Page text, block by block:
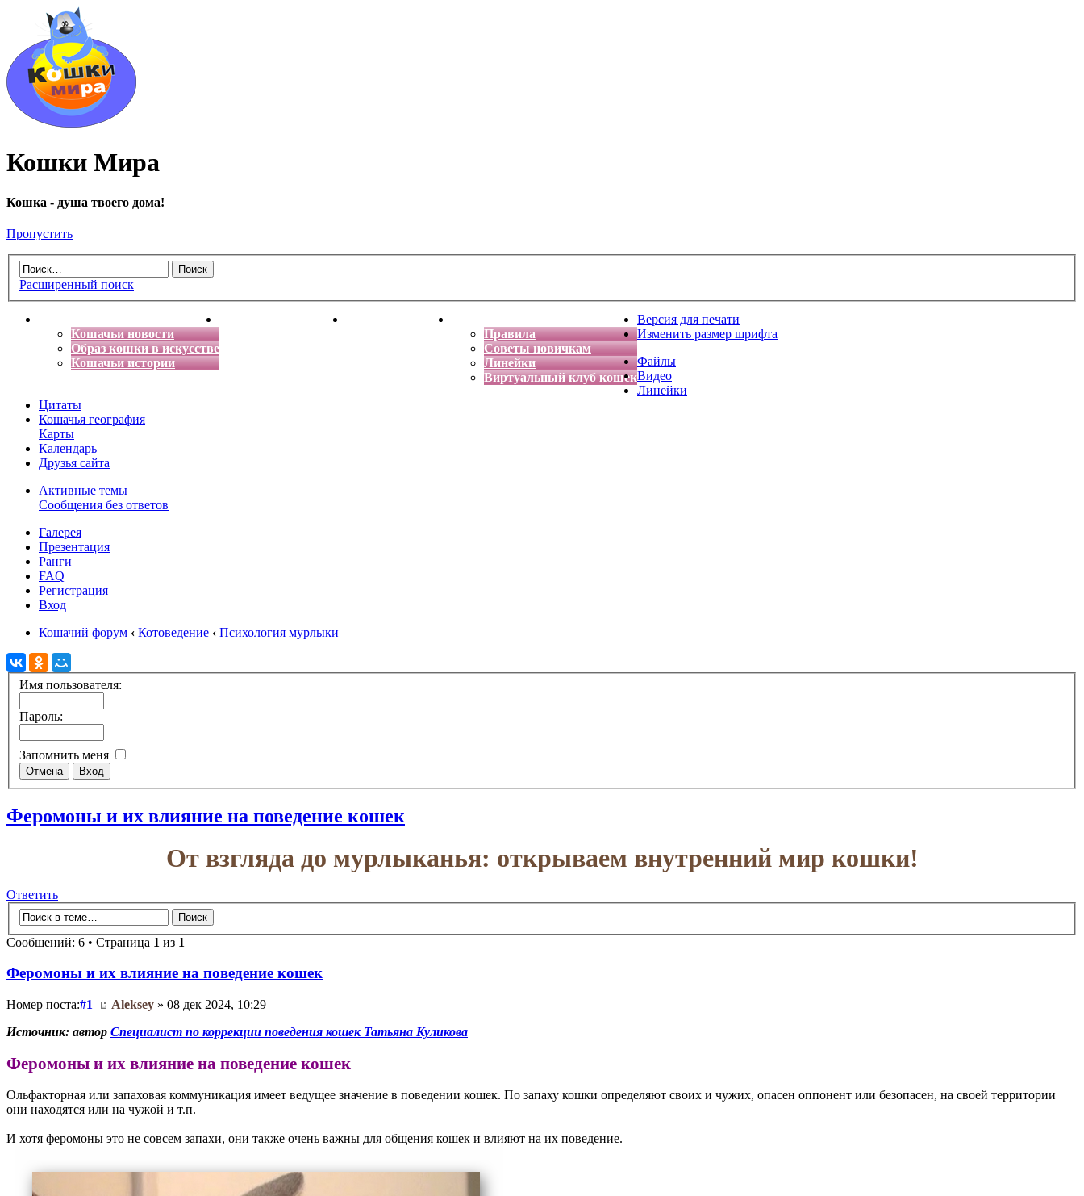
Кошки Мира
Кошка - душа твоего дома!
Пропустить
Расширенный поиск
Кошачьи новости
Образ кошки в искусстве
Кошачьи истории
Энциклопедия кошек Детская фантазия
Правила
Советы новичкам
Линейки
Виртуальный клуб кошек
Версия для печати
Изменить размер шрифта
Файлы
Видео
Линейки
Цитаты
Кошачья география
Карты
Календарь
Друзья сайта
Активные темы
Сообщения без ответов
Галерея
Презентация
Ранги
FAQ
Регистрация
Вход
Кошачий форум ‹ Котоведение ‹ Психология мурлыки
Имя пользователя:
Пароль:
Запомнить меня
Феромоны и их влияние на поведение кошек
От взгляда до мурлыканья: открываем внутренний мир кошки!
Ответить
Сообщений: 6 • Страница 1 из 1
Феромоны и их влияние на поведение кошек
Номер поста:#1 Aleksey » 08 дек 2024, 10:29
Источник: автор Специалист по коррекции поведения кошек Татьяна Куликова
Феромоны и их влияние на поведение кошек
Ольфакторная или запаховая коммуникация имеет ведущее значение в поведении кошек. По запаху кошки определяют своих и чужих, опасен оппонент или безопасен, на своей территории
они находятся или на чужой и т.п.
И хотя феромоны это не совсем запахи, они также очень важны для общения кошек и влияют на их поведение.